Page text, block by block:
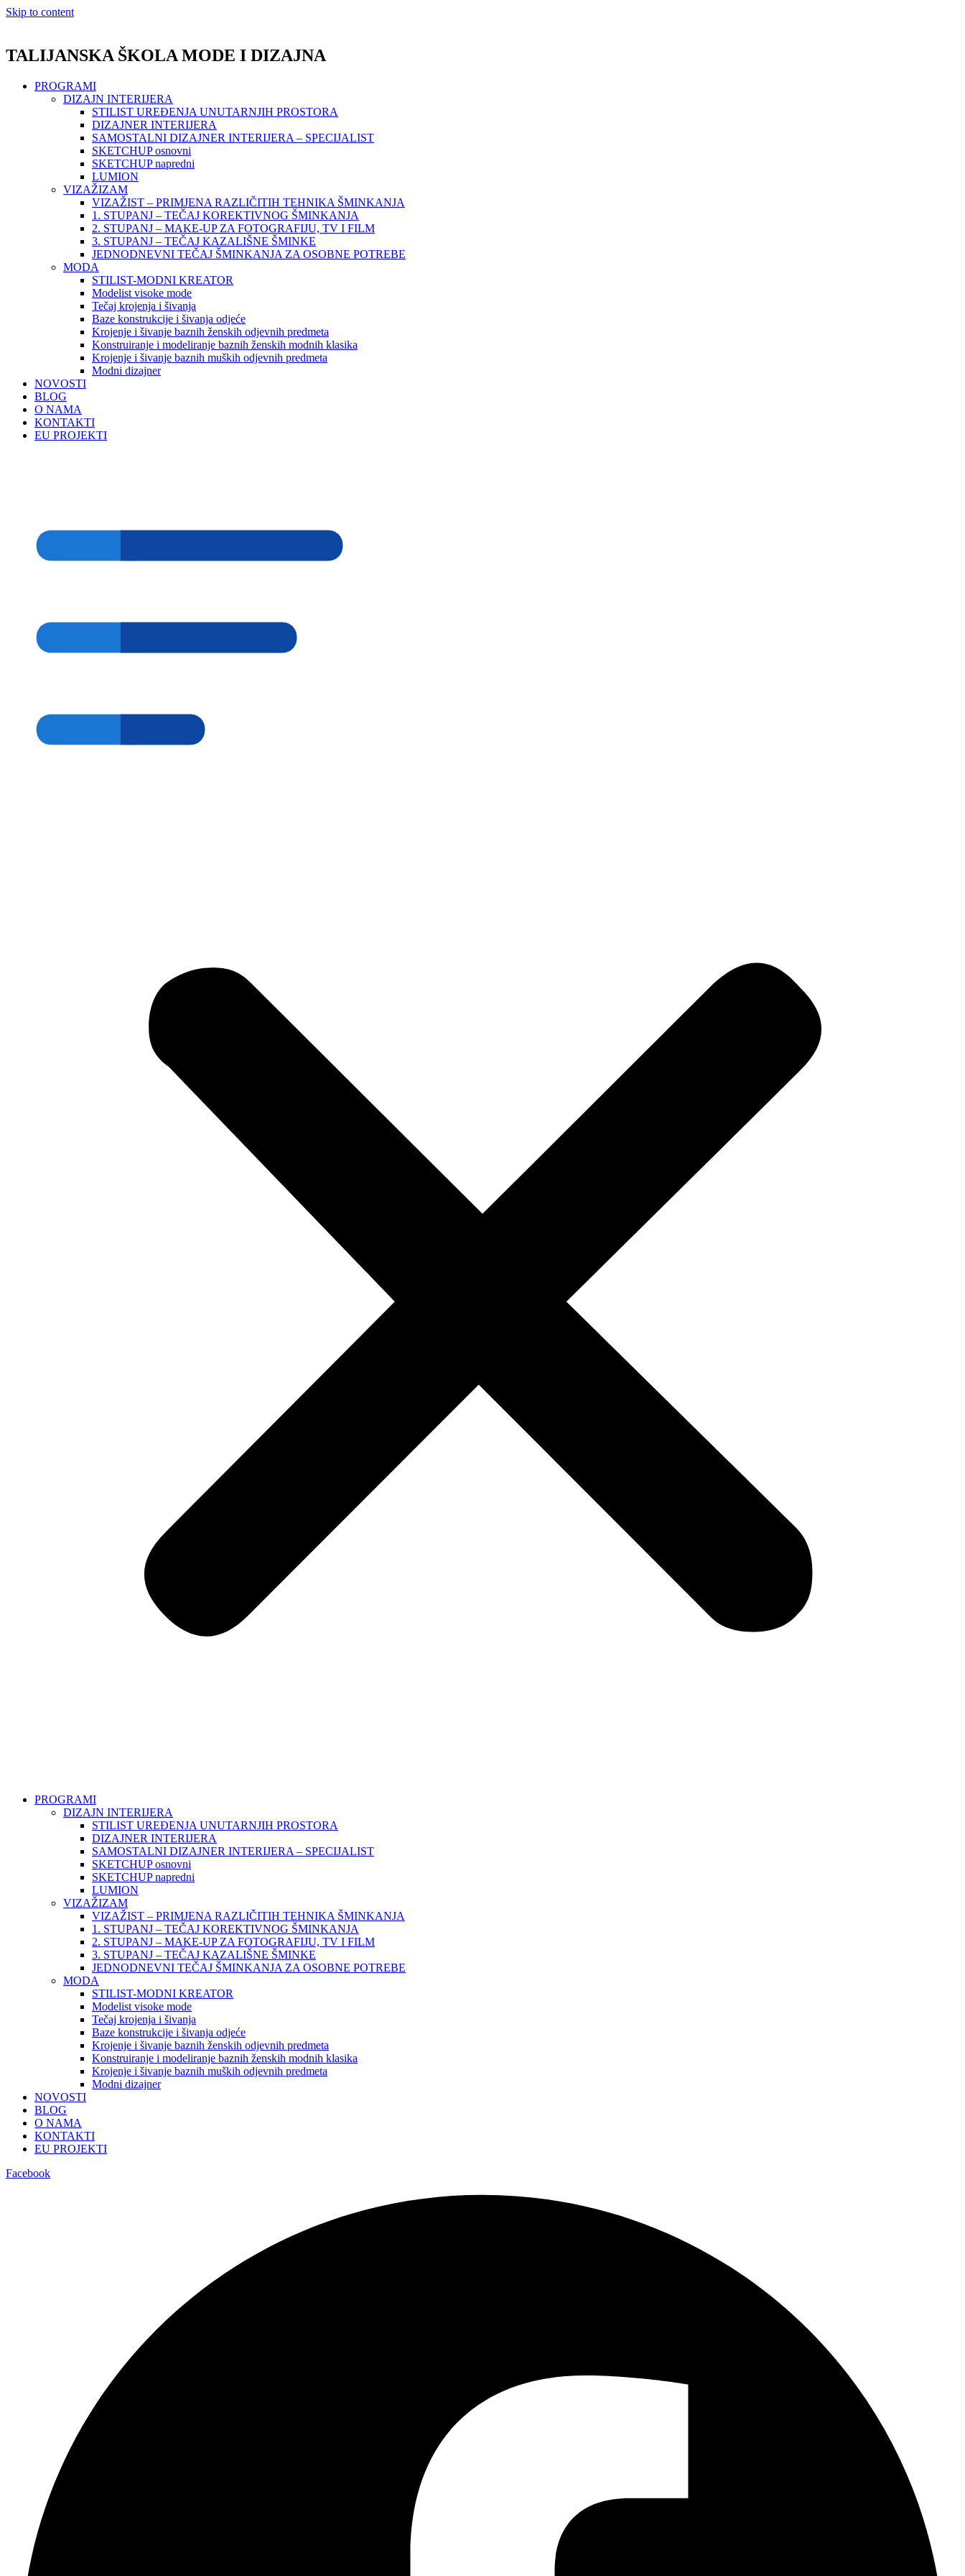
Skip to content
TALIJANSKA ŠKOLA MODE I DIZAJNA
PROGRAMI
DIZAJN INTERIJERA
STILIST UREĐENJA UNUTARNJIH PROSTORA
DIZAJNER INTERIJERA
SAMOSTALNI DIZAJNER INTERIJERA – SPECIJALIST
SKETCHUP osnovni
SKETCHUP napredni
LUMION
VIZAŽIZAM
VIZAŽIST – PRIMJENA RAZLIČITIH TEHNIKA ŠMINKANJA
1. STUPANJ – TEČAJ KOREKTIVNOG ŠMINKANJA
2. STUPANJ – MAKE-UP ZA FOTOGRAFIJU, TV I FILM
3. STUPANJ – TEČAJ KAZALIŠNE ŠMINKE
JEDNODNEVNI TEČAJ ŠMINKANJA ZA OSOBNE POTREBE
MODA
STILIST-MODNI KREATOR
Modelist visoke mode
Tečaj krojenja i šivanja
Baze konstrukcije i šivanja odjeće
Krojenje i šivanje baznih ženskih odjevnih predmeta
Konstruiranje i modeliranje baznih ženskih modnih klasika
Krojenje i šivanje baznih muških odjevnih predmeta
Modni dizajner
NOVOSTI
BLOG
O NAMA
KONTAKTI
EU PROJEKTI
PROGRAMI
DIZAJN INTERIJERA
STILIST UREĐENJA UNUTARNJIH PROSTORA
DIZAJNER INTERIJERA
SAMOSTALNI DIZAJNER INTERIJERA – SPECIJALIST
SKETCHUP osnovni
SKETCHUP napredni
LUMION
VIZAŽIZAM
VIZAŽIST – PRIMJENA RAZLIČITIH TEHNIKA ŠMINKANJA
1. STUPANJ – TEČAJ KOREKTIVNOG ŠMINKANJA
2. STUPANJ – MAKE-UP ZA FOTOGRAFIJU, TV I FILM
3. STUPANJ – TEČAJ KAZALIŠNE ŠMINKE
JEDNODNEVNI TEČAJ ŠMINKANJA ZA OSOBNE POTREBE
MODA
STILIST-MODNI KREATOR
Modelist visoke mode
Tečaj krojenja i šivanja
Baze konstrukcije i šivanja odjeće
Krojenje i šivanje baznih ženskih odjevnih predmeta
Konstruiranje i modeliranje baznih ženskih modnih klasika
Krojenje i šivanje baznih muških odjevnih predmeta
Modni dizajner
NOVOSTI
BLOG
O NAMA
KONTAKTI
EU PROJEKTI
Facebook